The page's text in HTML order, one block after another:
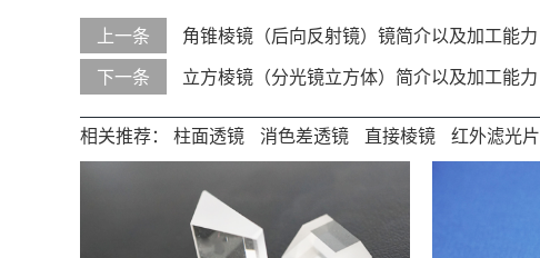
上一条
角锥棱镜（后向反射镜）镜简介以及加工能力
下一条
立方棱镜（分光镜立方体）简介以及加工能力
相关推荐： 柱面透镜 消色差透镜 直接棱镜 红外滤光片